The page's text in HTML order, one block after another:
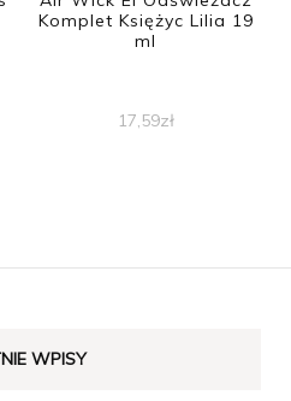
Komplet Księżyc Lilia 19
ml
17,59zł
WPISY